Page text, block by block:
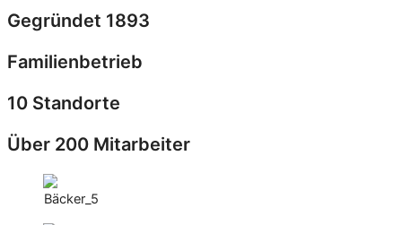
Gegründet 1893
Familien­betrieb
10 Standorte
Über 200 Mitarbeiter